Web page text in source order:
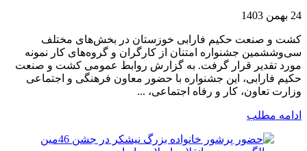
24 بهمن 1403
کشت و صنعت حکیم فارابی خوزستان در بخش‌های مختلف
سی‌وششمین جشنواره امتنان از کارگران و گروه‌های کار نمونه
مورد تقدیر قرار گرفت. به گزارش روابط‌ عمومی کشت و صنعت
حکیم فارابی، این جشنواره با حضور معاون فرهنگی و اجتماعی
وزارت تعاون، کار و رفاه اجتماعی، ...
ادامه مطلب